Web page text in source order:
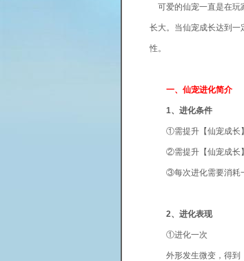
可爱的仙宠一直是在玩
长大。当仙宠成长达到
性。
一、仙宠进化简介
1、进化条件
①需提升【仙宠成长】
②需提升【仙宠成长】
③每次进化需要消耗一
2、进化表现
①进化一次
外形发生微变，得到